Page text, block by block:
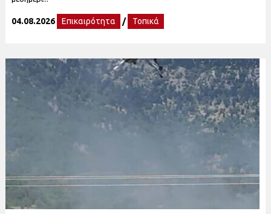
04.08.2026 Επικαιρότητα / Τοπικά